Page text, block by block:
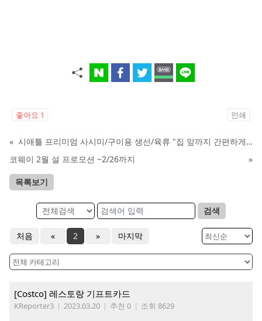
좋아요 1 인쇄
«
시애틀 프리미엄 사시미/구이용 생선/육류 "집 앞까지 간편하게" – 영오션샵닷컴
코웨이 2월 설 프로모션 ~2/26까지
»
목록보기
검색
처음 « 2 » 마지막
[Costco] 레스토랑 기프트카드
KReporter3 | 2023.03.20 | 추천 0 | 조회 8629